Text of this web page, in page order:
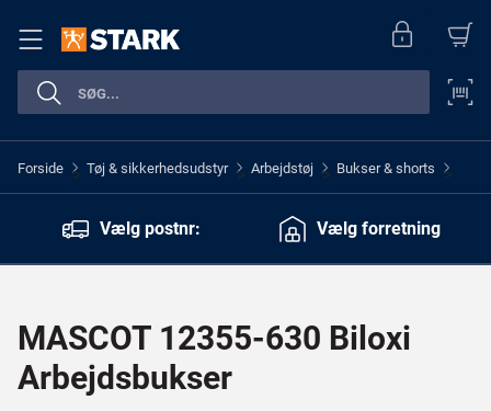
Forside > Tøj & sikkerhedsudstyr > Arbejdstøj > Bukser & shorts >
Vælg postnr: Vælg forretning
MASCOT 12355-630 Biloxi
Arbejdsbukser